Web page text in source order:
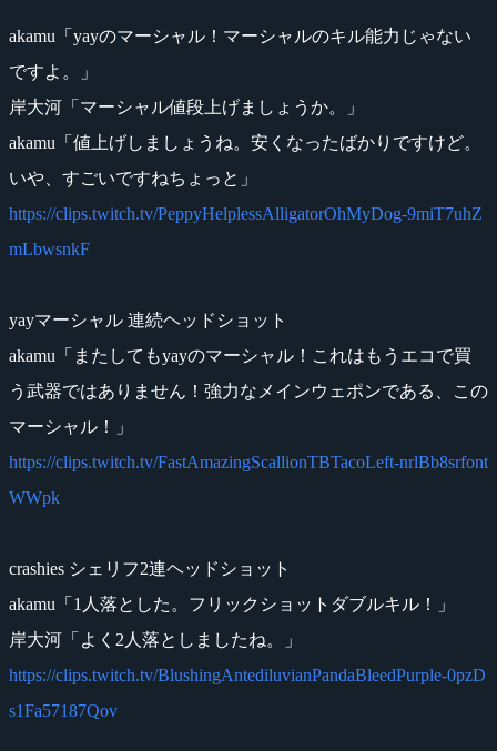
akamu「yayのマーシャル！マーシャルのキル能力じゃない
ですよ。」
岸大河「マーシャル値段上げましょうか。」
akamu「値上げしましょうね。安くなったばかりですけど。
いや、すごいですねちょっと」
https://clips.twitch.tv/PeppyHelplessAlligatorOhMyDog-9miT7uhZ
mLbwsnkF
yayマーシャル 連続ヘッドショット
akamu「またしてもyayのマーシャル！これはもうエコで買
う武器ではありません！強力なメインウェポンである、この
マーシャル！」
https://clips.twitch.tv/FastAmazingScallionTBTacoLeft-nrlBb8srfont
WWpk
crashies シェリフ2連ヘッドショット
akamu「1人落とした。フリックショットダブルキル！」
岸大河「よく2人落としましたね。」
https://clips.twitch.tv/BlushingAntediluvianPandaBleedPurple-0pzD
s1Fa57187Qov